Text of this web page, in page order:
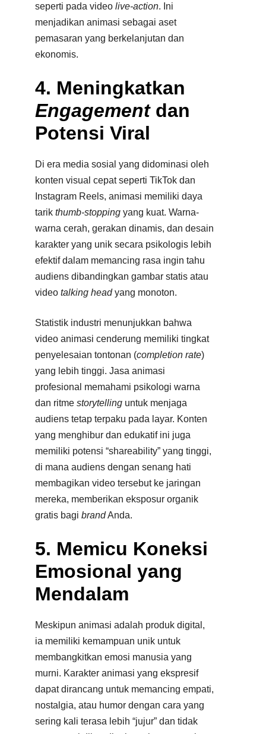
seperti pada videolive-action. Ini
menjadikan animasi sebagai aset
pemasaran yang berkelanjutan dan
ekonomis.
4. Meningkatkan
Engagementdan
Potensi Viral
Di era media sosial yang didominasi oleh
konten visual cepat seperti TikTok dan
Instagram Reels, animasi memiliki daya
tarikthumb-stopping yang kuat. Warna-
warna cerah, gerakan dinamis, dan desain
karakter yang unik secara psikologis lebih
efektif dalam memancing rasa ingin tahu
audiens dibandingkan gambar statis atau
videotalking headyang monoton.
Statistik industri menunjukkan bahwa
video animasi cenderung memiliki tingkat
penyelesaian tontonan (completion rate)
yang lebih tinggi. Jasa animasi
profesional memahami psikologi warna
dan ritmestorytelling untuk menjaga
audiens tetap terpaku pada layar. Konten
yang menghibur dan edukatif ini juga
memiliki potensi “shareability” yang tinggi,
di mana audiens dengan senang hati
membagikan video tersebut ke jaringan
mereka, memberikan eksposur organik
gratis bagibrandAnda.​
5. Memicu Koneksi
Emosional yang
Mendalam
Meskipun animasi adalah produk digital,
ia memiliki kemampuan unik untuk
membangkitkan emosi manusia yang
murni. Karakter animasi yang ekspresif
dapat dirancang untuk memancing empati,
nostalgia, atau humor dengan cara yang
sering kali terasa lebih “jujur” dan tidak